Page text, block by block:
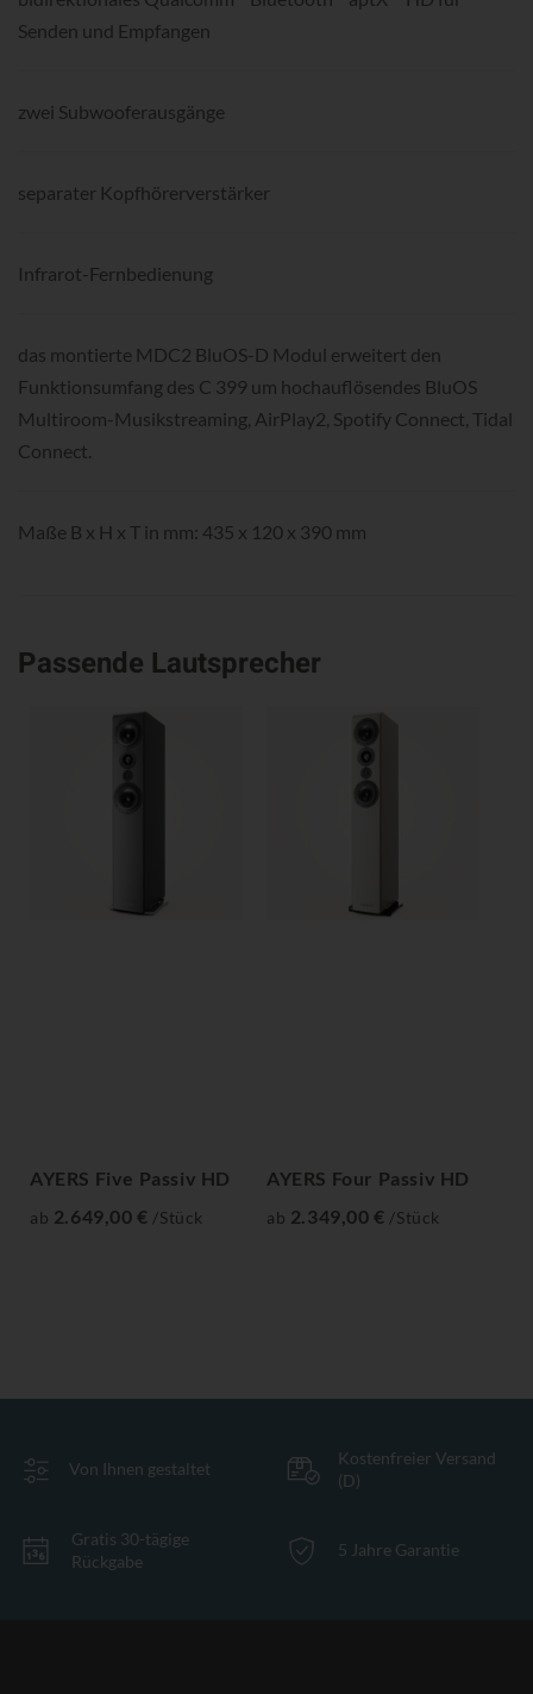
Senden und Empfangen
zwei Subwooferausgänge
separater Kopfhörerverstärker
Infrarot-Fernbedienung
das montierte MDC2 BluOS-D Modul erweitert den
Funktionsumfang des C 399 um hochauflösendes BluOS
Multiroom-Musikstreaming, AirPlay2, Spotify Connect, Tidal
Connect­­­.
Maße B x H x T in mm: 435 x 120 x 390 mm
Passende Lautsprecher
AYERS Five Passiv HD
ab 2.649,00 € /Stück
AYERS Four Passiv HD
ab 2.349,00 € /Stück
Von Ihnen gestaltet
Kostenfreier Versand
(D)
Gratis 30-tägige
Rückgabe
5 Jahre Garantie